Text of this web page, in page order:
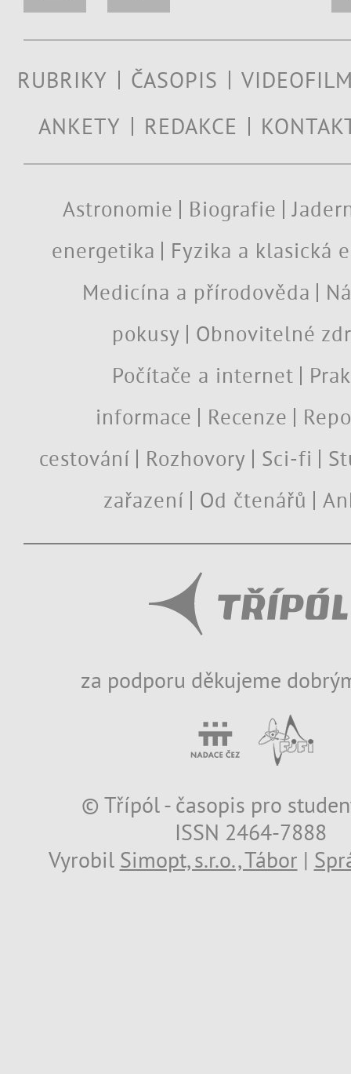
RUBRIKY ČASOPIS
ANKETY
REDAKCE
Astronomie Biografie
energetika
Fyzika a klasická
Medicína a přírodověda
pokusy
Obnovitelné
Počítače a internet
informace
Recenze
cestování
Rozhovory Sci-fi
zařazení
Od čtenářů
za podporu děkujeme
© Třípól - časopis pro
ISSN 2464-7888
Vyrobil Simopt, s.r.o., Tábor |